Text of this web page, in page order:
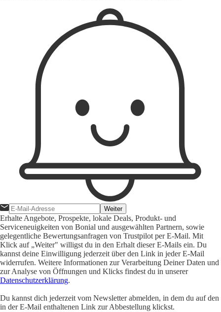
Weiter
Erhalte Angebote, Prospekte, lokale Deals, Produkt- und
Serviceneuigkeiten von Bonial und ausgewählten Partnern, sowie
gelegentliche Bewertungsanfragen von Trustpilot per E-Mail. Mit
Klick auf „Weiter" willigst du in den Erhalt dieser E-Mails ein. Du
kannst deine Einwilligung jederzeit über den Link in jeder E-Mail
widerrufen. Weitere Informationen zur Verarbeitung Deiner Daten und
zur Analyse von Öffnungen und Klicks findest du in unserer
Datenschutzerklärung.
Du kannst dich jederzeit vom Newsletter abmelden, in dem du auf den
in der E-Mail enthaltenen Link zur Abbestellung klickst.